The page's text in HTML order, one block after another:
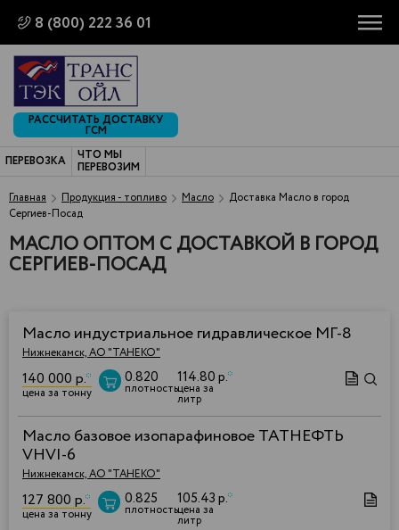
8 (800) 222 36 01
РАССЧИТАТЬ ДОСТАВКУ
ГСМ
ПЕРЕВОЗКА
ЧТО МЫ
ПЕРЕВОЗИМ
Главная
Продукция - топливо Масло
Доставка Масло в город
Сергиев-Посад
МАСЛО ОПТОМ С ДОСТАВКОЙ В ГОРОД
СЕРГИЕВ-ПОСАД
Масло индустриальное гидравлическое МГ-8
Нижнекамск, АО "ТАНЕКО"
140 000 р.*
цена за тонну
0.820
плотность
114.80 р.*
цена за
литр
Масло базовое изопарафиновое ТАТНЕФТЬ
VHVI-6
Нижнекамск, АО "ТАНЕКО"
127 800 р.*
цена за тонну
0.825
плотность
105.43 р.*
цена за
литр